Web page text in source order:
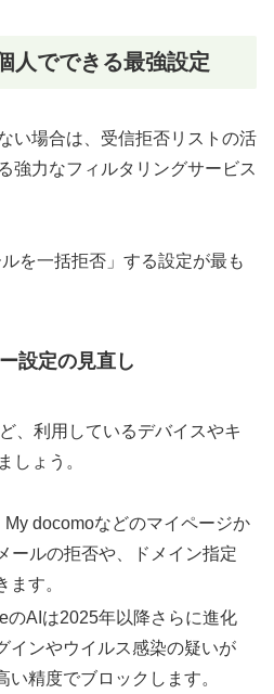
人でできる最強設定
い場合は、受信拒否リストの活
強力なフィルタリングサービス
を一括拒否」する設定が最も
設定の見直し
、利用しているデバイスやキ
しょう。
My docomoなどのマイページか
ールの拒否や、ドメイン指定
ます。
のAIは2025年以降さらに進化
インやウイルス感染の疑いが
い精度でブロックします。